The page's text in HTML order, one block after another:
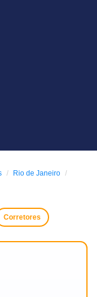
Rio de Janeiro
Corretores